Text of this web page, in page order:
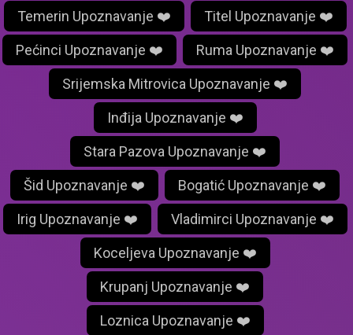
Temerin Upoznavanje ❤️ Titel Upoznavanje ❤️
Pećinci Upoznavanje ❤️ Ruma Upoznavanje ❤️
Srijemska Mitrovica Upoznavanje ❤️
Inđija Upoznavanje ❤️
Stara Pazova Upoznavanje ❤️
Šid Upoznavanje ❤️ Bogatić Upoznavanje ❤️
Irig Upoznavanje ❤️ Vladimirci Upoznavanje ❤️
Koceljeva Upoznavanje ❤️
Krupanj Upoznavanje ❤️
Loznica Upoznavanje ❤️